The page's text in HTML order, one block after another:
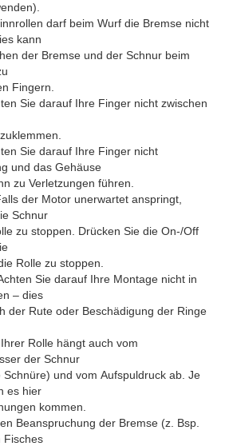
darf beim Wurf die Bremse nicht
kann
der Bremse und der Schnur beim
Fingern.
Sie darauf Ihre Finger nicht zwischen
Sie darauf Ihre Finger nicht
und das Gehäuse
zu Verletzungen führen.
der Motor unerwartet anspringt,
Schnur
zu stoppen. Drücken Sie die On-/Off
Rolle zu stoppen.
Sie darauf Ihre Montage nicht in
– dies
der Rute oder Beschädigung der Ringe
Rolle hängt auch vom
der Schnur
und vom Aufspuldruck ab. Je
es hier
kommen.
Beanspruchung der Bremse (z. Bsp.
Fisches